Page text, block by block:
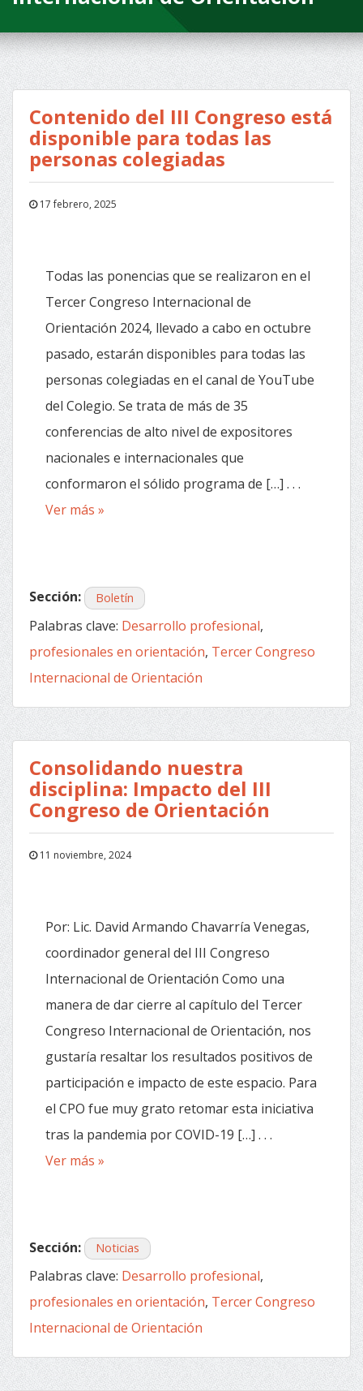
Contenido del III Congreso está
disponible para todas las
personas colegiadas
17 febrero, 2025
Todas las ponencias que se realizaron en el
Tercer Congreso Internacional de
Orientación 2024, llevado a cabo en octubre
pasado, estarán disponibles para todas las
personas colegiadas en el canal de YouTube
del Colegio. Se trata de más de 35
conferencias de alto nivel de expositores
nacionales e internacionales que
conformaron el sólido programa de […] . . .
Ver más »
Sección: Boletín
Palabras clave: Desarrollo profesional,
profesionales en orientación, Tercer Congreso
Internacional de Orientación
Consolidando nuestra
disciplina: Impacto del III
Congreso de Orientación
11 noviembre, 2024
Por: Lic. David Armando Chavarría Venegas,
coordinador general del III Congreso
Internacional de Orientación Como una
manera de dar cierre al capítulo del Tercer
Congreso Internacional de Orientación, nos
gustaría resaltar los resultados positivos de
participación e impacto de este espacio. Para
el CPO fue muy grato retomar esta iniciativa
tras la pandemia por COVID-19 […] . . .
Ver más »
Sección: Noticias
Palabras clave: Desarrollo profesional,
profesionales en orientación, Tercer Congreso
Internacional de Orientación